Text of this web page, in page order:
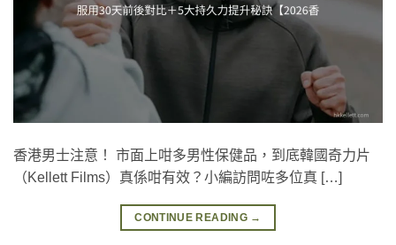
香港男士注意！ 市面上咁多男性保健品，到底韓國奇力片
（Kellett Films）真係咁有效？小編訪問咗多位真 […]
CONTINUE READING →